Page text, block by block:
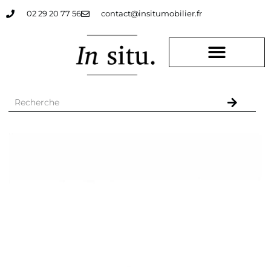
02 29 20 77 56 contact@insitumobilier.fr